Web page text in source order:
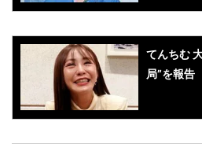
てんちむ
局”を報告